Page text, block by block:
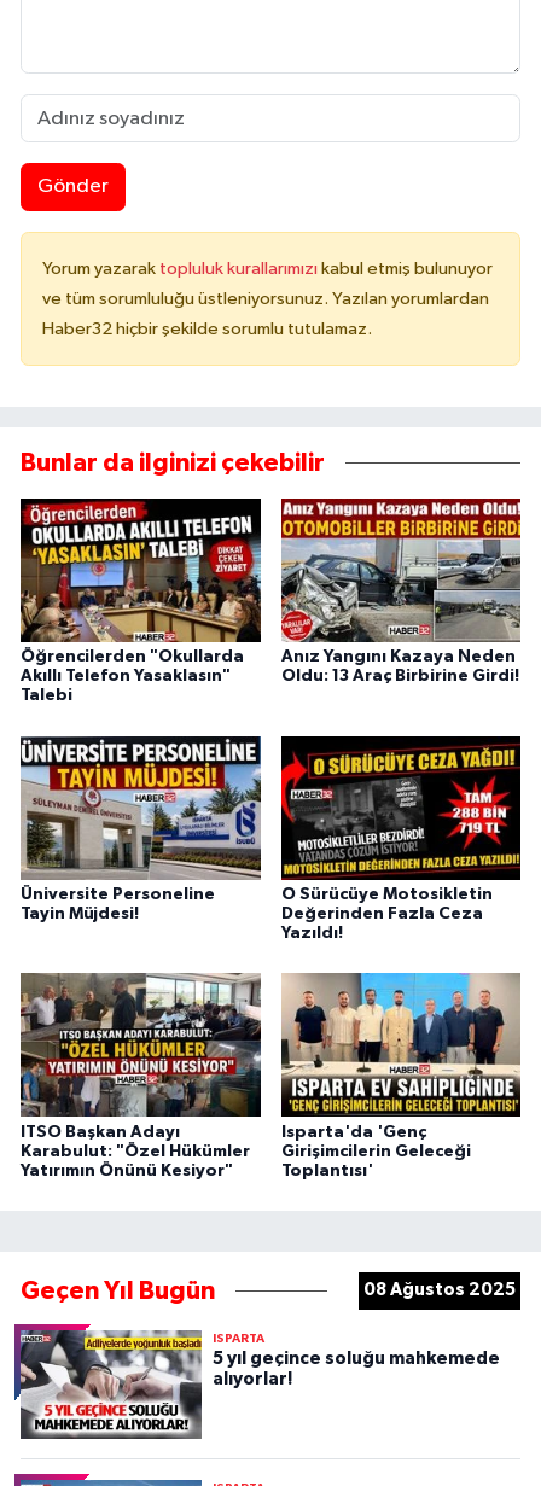
Gönder
Yorum yazarak topluluk kurallarımızı kabul etmiş bulunuyor
ve tüm sorumluluğu üstleniyorsunuz. Yazılan yorumlardan
Haber32 hiçbir şekilde sorumlu tutulamaz.
Bunlar da ilginizi çekebilir
Öğrencilerden "Okullarda
Akıllı Telefon Yasaklasın"
Talebi
Anız Yangını Kazaya Neden
Oldu: 13 Araç Birbirine Girdi!
Üniversite Personeline
Tayin Müjdesi!
O Sürücüye Motosikletin
Değerinden Fazla Ceza
Yazıldı!
ITSO Başkan Adayı
Karabulut: "Özel Hükümler
Yatırımın Önünü Kesiyor"
Isparta'da 'Genç
Girişimcilerin Geleceği
Toplantısı'
Geçen Yıl Bugün 08 Ağustos 2025
ISPARTA
5 yıl geçince soluğu mahkemede
alıyorlar!